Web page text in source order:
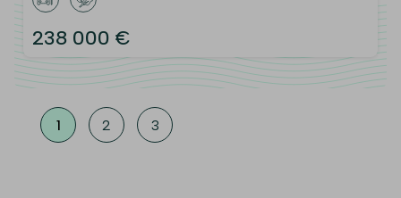
238 000 €
1 2 3